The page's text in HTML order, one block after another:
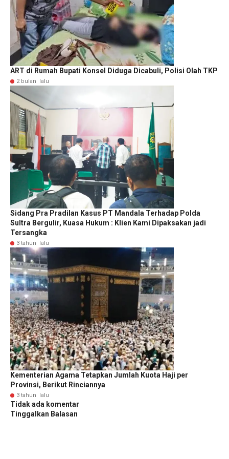
ART di Rumah Bupati Konsel Diduga Dicabuli, Polisi Olah TKP
2 bulan lalu
Sidang Pra Pradilan Kasus PT Mandala Terhadap Polda
Sultra Bergulir, Kuasa Hukum : Klien Kami Dipaksakan jadi
Tersangka
3 tahun lalu
Kementerian Agama Tetapkan Jumlah Kuota Haji per
Provinsi, Berikut Rinciannya
3 tahun lalu
Tidak ada komentar
Tinggalkan Balasan